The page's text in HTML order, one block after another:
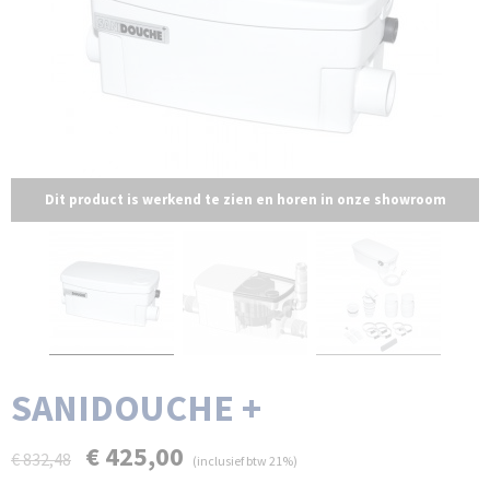
Dit product is werkend te zien en horen in onze showroom
SANIDOUCHE +
€ 832,48 € 425,00 (inclusief btw 21%)